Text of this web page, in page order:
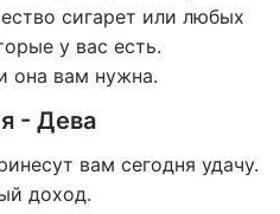
сигарет или любых
у вас есть.
она вам нужна.
- Дева
вам сегодня удачу.
доход.